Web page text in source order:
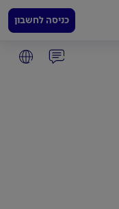
כניסה לחשבון